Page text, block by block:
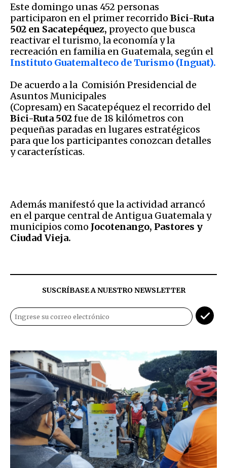
Este domingo unas 452 personas
participaron en el primer recorrido Bici-Ruta
502 en Sacatepéquez, proyecto que busca
reactivar el turismo, la economía y la
recreación en familia en Guatemala, según el
Instituto Guatemalteco de Turismo (Inguat).
De acuerdo a la Comisión Presidencial de
Asuntos Municipales
(Copresam) en Sacatepéquez el recorrido del
Bici-Ruta 502fue de 18 kilómetros con
pequeñas paradas en lugares estratégicos
para que los participantes conozcan detalles
y características.
Además manifestó que la actividad arrancó
en el parque central de Antigua Guatemala y
municipios como Jocotenango, Pastores y
Ciudad Vieja.
SUSCRÍBASE A NUESTRO NEWSLETTER